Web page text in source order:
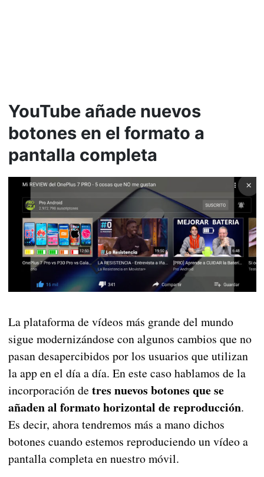
YouTube añade nuevos
botones en el formato a
pantalla completa
La plataforma de vídeos más grande del mundo
sigue modernizándose con algunos cambios que no
pasan desapercibidos por los usuarios que utilizan
la app en el día a día. En este caso hablamos de la
incorporación de tres nuevos botones que se
añaden al formato horizontal de reproducción.
Es decir, ahora tendremos más a mano dichos
botones cuando estemos reproduciendo un vídeo a
pantalla completa en nuestro móvil.